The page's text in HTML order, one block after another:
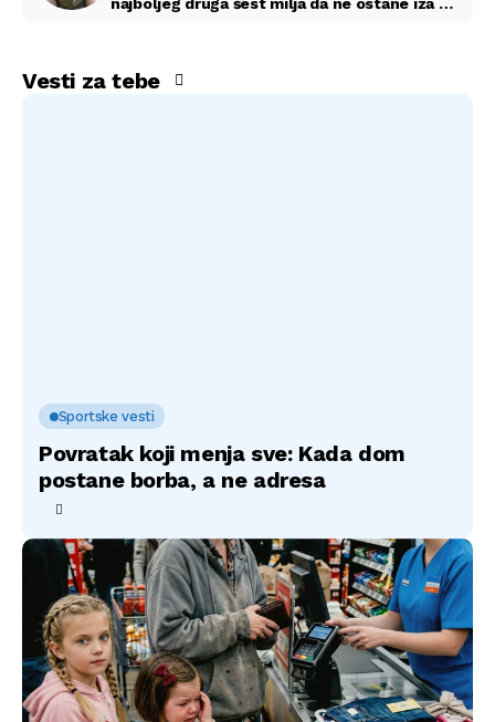
Vesti za tebe
Sportske vesti
Povratak koji menja sve: Kada dom
postane borba, a ne adresa